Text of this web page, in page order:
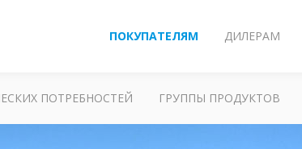
ПОКУПАТЕЛЯМ ДИЛЕРАМ
ПОТРЕБНОСТЕЙ ГРУППЫ ПРОДУКТОВ